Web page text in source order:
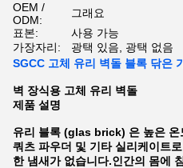
OEM /
ODM:
그래요
표본:
사용 가능
가장자리:
광택 있음, 광택 없음
SGCC 고체 유리 벽돌 블록 닦은
벽 장식용 고체 유리 벽돌
제품 설명
유리 블록 (glas brick) 은 높은 온
쿼츠 파우더 및 기타 실리케이트
한 냄새가 없습니다.인간의 몸에